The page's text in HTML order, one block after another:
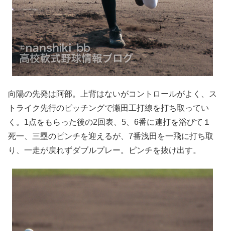
向陽の先発は阿部。上背はないがコントロールがよく、ス
トライク先行のピッチングで瀬田工打線を打ち取ってい
く。1点をもらった後の2回表、5、6番に連打を浴びて１
死一、三塁のピンチを迎えるが、7番浅田を一飛に打ち取
り、一走が戻れずダブルプレー。ピンチを抜け出す。